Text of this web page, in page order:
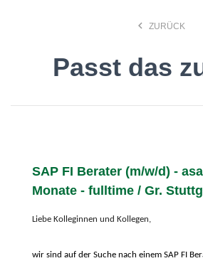
Finde den
search
Anstellungsart
keyboard_arrow_left ZURÜCK
Passt das
SAP FI Berater (m/w/d) -
Monate - fulltime / Gr.
Liebe Kolleginnen und Kollegen,
wir sind auf der Suche nach einem SAP FI